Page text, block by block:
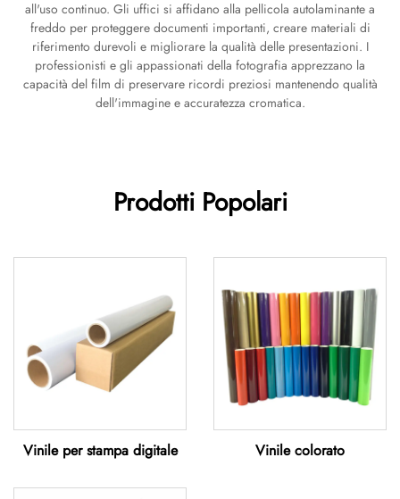
all'uso continuo. Gli uffici si affidano alla pellicola autolaminante a
freddo per proteggere documenti importanti, creare materiali di
riferimento durevoli e migliorare la qualità delle presentazioni. I
professionisti e gli appassionati della fotografia apprezzano la
capacità del film di preservare ricordi preziosi mantenendo qualità
dell'immagine e accuratezza cromatica.
Prodotti Popolari
Vinile per stampa digitale Vinile colorato